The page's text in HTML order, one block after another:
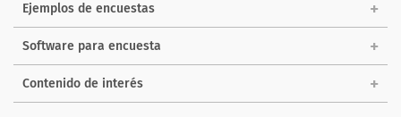
Ejemplos de encuestas
Software para encuesta
Contenido de interés